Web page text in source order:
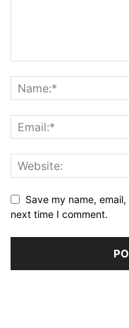
Save my name,
next time I comment.